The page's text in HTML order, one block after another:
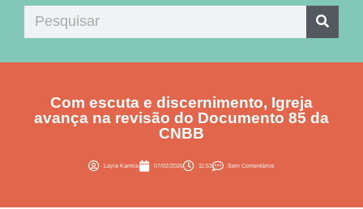
Com escuta e discernimento, Igreja
avança na revisão do Documento 85 da
CNBB
Layla Kamila 07/02/2026 11:53 Sem Comentários